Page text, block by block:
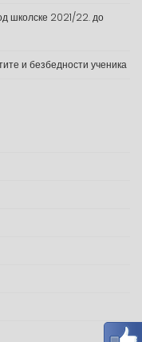
школске 2021/22. до
и безбедности ученика